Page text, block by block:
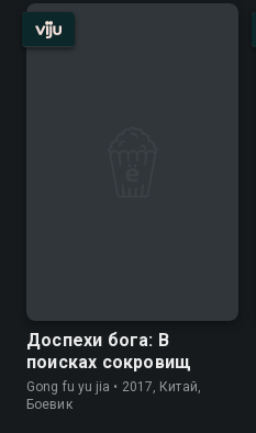
Доспехи бога: В
поисках сокровищ
Gong fu yu jia • 2017, Китай,
Боевик